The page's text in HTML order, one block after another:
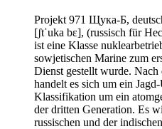
Projekt 971 Щука-Б,
[ʃtˈuka bɛ], (russisch für
ist eine Klasse
sowjetischen Marine zum
Dienst gestellt wurde.
handelt es sich um ein
Klassifikation um ein
der dritten Generation. Es
russischen und der